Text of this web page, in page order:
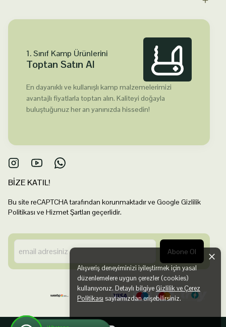
Alışveriş deneyiminizi iyileştirmek için yasal
düzenlemelere uygun çerezler (cookies)
kullanıyoruz. Detaylı bilgiye Gizlilik ve Çerez
Politikası sayfamızdan erişebilirsiniz.
1. Sınıf Kamp Ürünlerini
Toptan Satın Al
En dayanıklı ve kullanışlı kamp malzemelerimizi
avantajlı fiyatlarla toptan alın. Kaliteyi doğayla
buluştuğunuz her an yanınızda hissedin!
BİZE KATIL!
Bu site reCAPTCHA tarafından korunmaktadır ve Google Gizlilik
Politikası ve Hizmet Şartları geçerlidir.
Abone Ol